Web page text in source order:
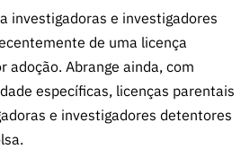
Comunicado
s
Consultas
públicas
Manifesta
ções de
Interesse
a investigadoras e investigadores
de uma licença
adoção. Abrange ainda, com
específicas, licenças parentais
e investigadores detentores